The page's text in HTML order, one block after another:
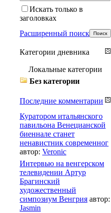
Искать только в
заголовках
Расширенный поиск
Категории дневника
Локальные категории
Без категории
Последние комментарии
Куратором итальянского
павильона Венецианской
биеннале станет
ненавистник современног
автор: Veronic
Интервью на венгерском
телевидении Артур
Брагинский
художественный
симпозиум Венгрия автор:
Jasmin